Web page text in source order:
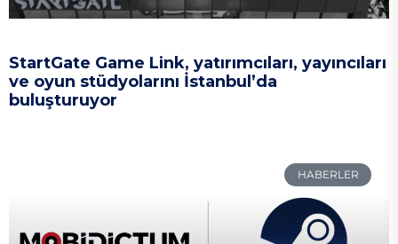
StartGate Game Link, yatırımcıları, yayıncıları
ve oyun stüdyolarını İstanbul’da
buluşturuyor
HABERLER